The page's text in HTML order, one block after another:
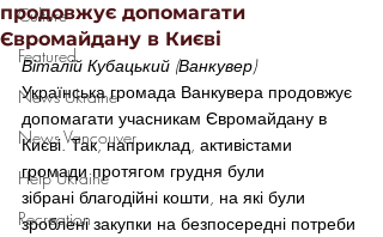
Culture
Featured
News Ukraine
News Vancouver
Help Ukraine
Recreation
продовжує допомагати
Євромайдану в Києві
Віталій Кубацький (Ванкувер)
Українська громада Ванкувера продовжує
допомагати учасникам Євромайдану в
Києві. Так, наприклад, активістами
громади протягом грудня були
зібрані благодійні кошти, на які були
зроблені закупки на безпосередні потреби